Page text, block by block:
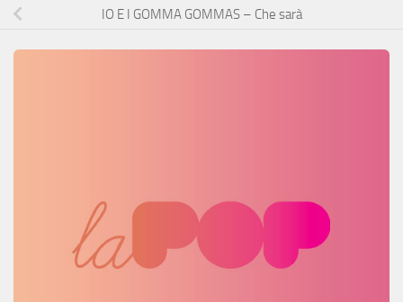
IO E I GOMMA GOMMAS – Che sarà